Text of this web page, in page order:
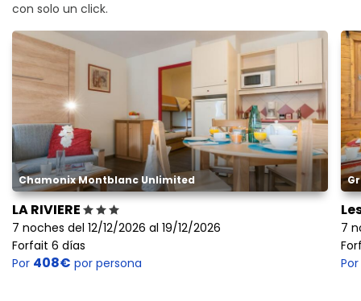
con solo un click.
Chamonix Montblanc Unlimited
LA RIVIERE
7 noches del 12/12/2026 al 19/12/2026
Forfait 6 días
Por 408€ por persona
7
Por